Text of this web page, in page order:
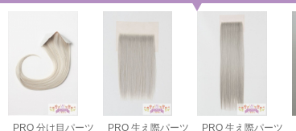
PRO 分け目パーツ
PRO 生え際パーツ
PRO 生え際パーツ